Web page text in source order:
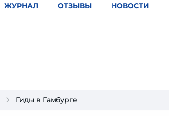
ЖУРНАЛ ОТЗЫВЫ НОВОСТИ
Гиды в Гамбурге